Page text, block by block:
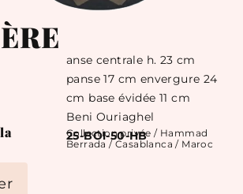
anse centrale h. 23 cm
panse 17 cm envergure 24
cm base évidée 11 cm
Beni Ouriaghel
25-BOl-50-HB
Collection privée / Hammad
Berrada / Casablanca / Maroc